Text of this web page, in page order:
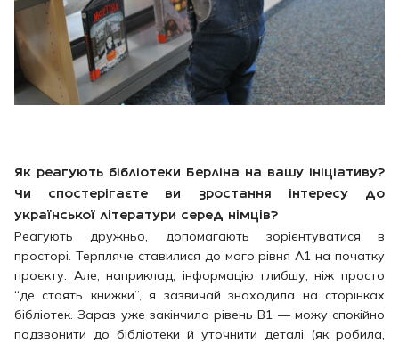
Як реагують бібліотеки Берліна на вашу ініціативу?
Чи спостерігаєте ви зростання інтересу до
української літератури серед німців?
Реагують дружньо, допомагають зорієнтуватися в
просторі. Терпляче ставилися до мого рівня А1 на початку
проєкту. Але, наприклад, інформацію глибшу, ніж просто
“де стоять книжки”, я зазвичай знаходила на сторінках
бібліотек. Зараз уже закінчила рівень B1 — можу спокійно
подзвонити до бібліотеки й уточнити деталі (як робила,